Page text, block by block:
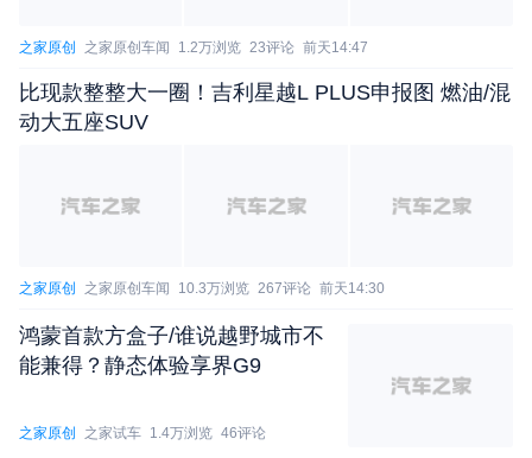
的体验更上一个台阶，希望它能够像人一样进行整体
的判断、更泛化的能力，这其实必须得是基于整套大
元戎已经开始真正用大模型的范式去解决辅助驾
g，一个是数据的Scaling。在模型方面我们有一个40
B的基座模型，提升整个决策能力。我们有一个统一
的Driver+Analyst+Critc三种能力，我们的基座模型
覆盖了整个辅助驾驶的开发、迭代、整个公司的运营
环节。另外一个就是数据的Scaling。本质上来讲，
之家原创 之家原创车闻 1.2万浏览 23评论 前天14:47
比现款整整大一圈！吉利星越L PLUS申报图 燃油/混
动大五座SUV
之家原创 之家原创车闻 10.3万浏览 267评论 前天14:30
鸿蒙首款方盒子/谁说越野城市不
能兼得？静态体验享界G9
之家原创 之家试车 1.4万浏览 46评论